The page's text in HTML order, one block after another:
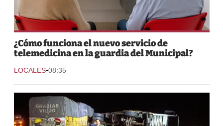
¿Cómo funciona el nuevo servicio de
telemedicina en la guardia del Municipal?
LOCALES-08:35